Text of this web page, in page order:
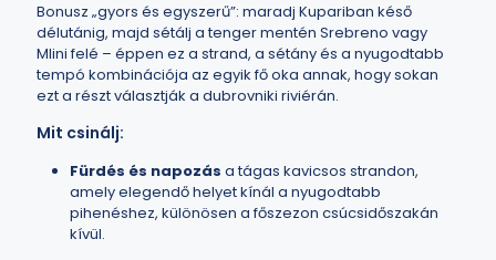
Bonusz „gyors és egyszerű”: maradj Kupariban késő
délutánig, majd sétálj a tenger mentén Srebreno vagy
Mlini felé – éppen ez a strand, a sétány és a nyugodtabb
tempó kombinációja az egyik fő oka annak, hogy sokan
ezt a részt választják a dubrovniki riviérán.
Mit csinálj:
Fürdés és napozás a tágas kavicsos strandon,
amely elegendő helyet kínál a nyugodtabb
pihenéshez, különösen a főszezon csúcsidőszakán
kívül.